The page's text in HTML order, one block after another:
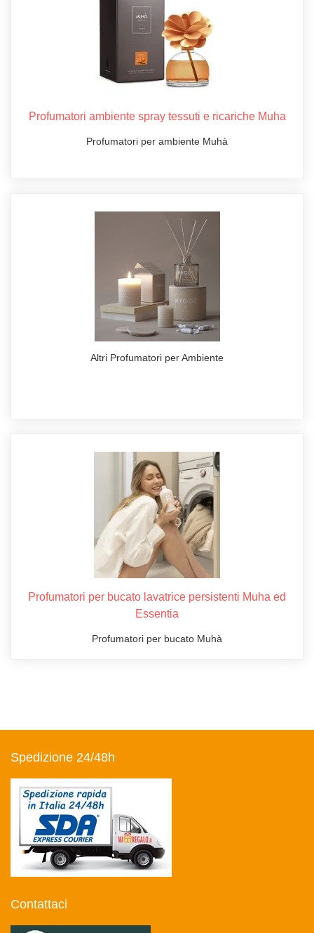
Profumatori ambiente spray tessuti e ricariche Muha
Profumatori per ambiente Muhà
Altri Profumatori per Ambiente
Profumatori per bucato lavatrice persistenti Muha ed
Essentia
Profumatori per bucato Muhà
Spedizione 24/48h
Contattaci